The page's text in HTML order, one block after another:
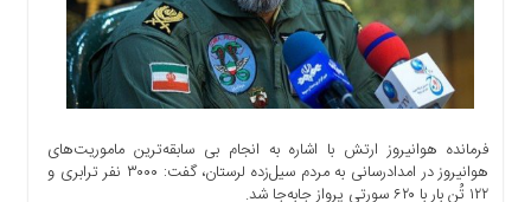
فرهنگی
علمی
آموزشی
فرمانده هوانیروز ارتش با اشاره به انجام بی سابقه‌ترین ماموریت‌های
هوانیروز در امدادرسانی به مردم سیل‌زده لرستان، گفت: ۳۰۰۰ نفر ترابری و
۱۲۲ تُن بار با ۶۲۰ سورتی پرواز جابه‌جا شد.